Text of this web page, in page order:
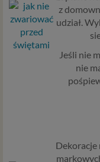
z
udział.
Jeśli nie
nie
Dekoracje
jak między innymi
informacji
zagadnień
osobowych, jakie
związku z
przeczytanie, nie
Czym są dane
zidentyfikowanej
osobie fizycznej. W
serwisu takimi